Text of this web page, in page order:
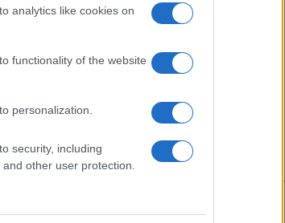
analytics like cookies on
functionality of the website
personalization.
security, including
other user protection.